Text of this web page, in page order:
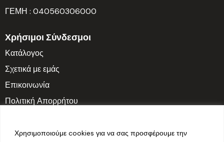
Χρησιμοποιούμε cookies για να σας προσφέρουμε την
ΓΕΜΗ : 040560306000
Χρήσιμοι Σύνδεσμοι
Κατάλογος
Σχετικά με εμάς
Επικοινωνία
Πολιτική Απορρήτου
Δευτ. – Παρ.: 7:30 π.μ. – 3:30 μ.μ.